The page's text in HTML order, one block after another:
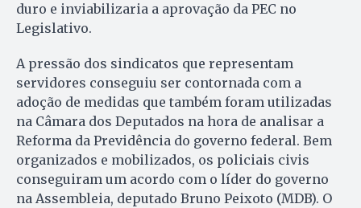
duro e inviabilizaria a aprovação da PEC no
Legislativo.
A pressão dos sindicatos que representam
servidores conseguiu ser contornada com a
adoção de medidas que também foram utilizadas
na Câmara dos Deputados na hora de analisar a
Reforma da Previdência do governo federal. Bem
organizados e mobilizados, os policiais civis
conseguiram um acordo com o líder do governo
na Assembleia, deputado Bruno Peixoto (MDB). O